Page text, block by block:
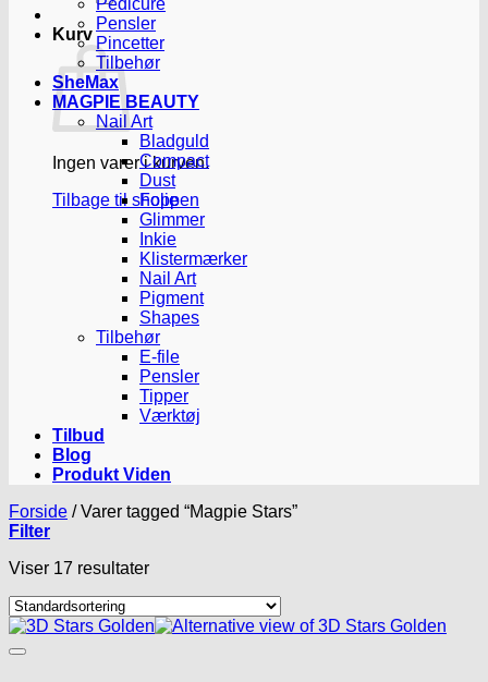
Kurv
Ingen varer i kurven.
Tilbage til shoppen
Pedicure
Pensler
Pincetter
Tilbehør
SheMax
MAGPIE BEAUTY
Nail Art
Bladguld
Compact
Dust
Folie
Glimmer
Inkie
Klistermærker
Nail Art
Pigment
Shapes
Tilbehør
E-file
Pensler
Tipper
Værktøj
Tilbud
Blog
Produkt Viden
Forside /Varer tagged “Magpie Stars”
Filter
Viser 17 resultater